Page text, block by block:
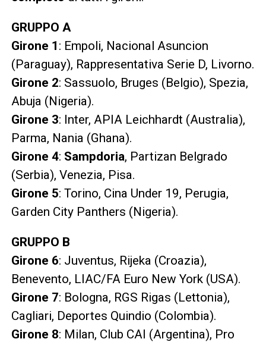
GRUPPO A
Girone 1 : Empoli, Nacional Asuncion
(Paraguay), Rappresentativa Serie D, Livorno.
Girone 2: Sassuolo, Bruges (Belgio), Spezia,
Abuja (Nigeria).
Girone 3: Inter, APIA Leichhardt (Australia),
Parma, Nania (Ghana).
Girone 4: Sampdoria, Partizan Belgrado
(Serbia), Venezia, Pisa.
Girone 5: Torino, Cina Under 19, Perugia,
Garden City Panthers (Nigeria).
GRUPPO B
Girone 6: Juventus, Rijeka (Croazia),
Benevento, LIAC/FA Euro New York (USA).
Girone 7: Bologna, RGS Rigas (Lettonia),
Cagliari, Deportes Quindio (Colombia).
Girone 8: Milan, Club CAI (Argentina), Pro